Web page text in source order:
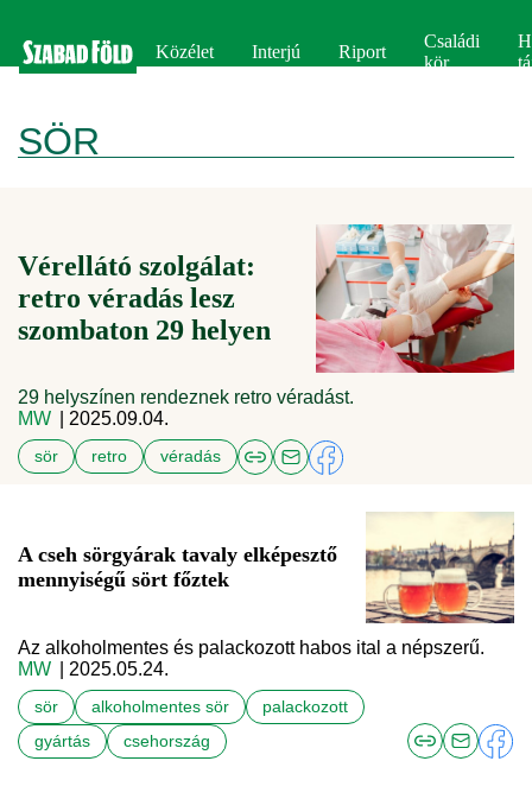
Közélet Interjú Riport
Családi
kör
SÖR
Vérellátó szolgálat:
retro véradás lesz
szombaton 29 helyen
29 helyszínen rendeznek retro véradást.
MW
| 2025.09.04.
sör retro véradás
A cseh sörgyárak tavaly elképesztő
mennyiségű sört főztek
Az alkoholmentes és palackozott habos ital a népszerű.
MW
| 2025.05.24.
sör alkoholmentes sör
palackozott
gyártás
csehország